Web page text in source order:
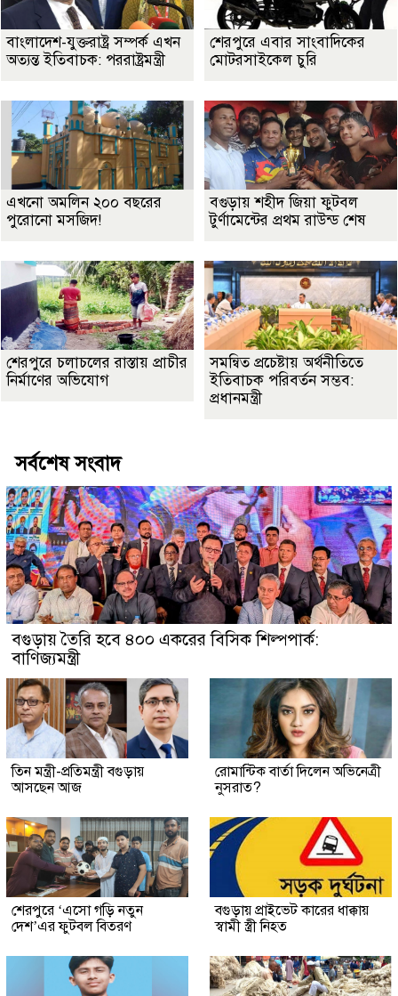
বাংলাদেশ-যুক্তরাষ্ট্র সম্পর্ক এখন
অত্যন্ত ইতিবাচক: পররাষ্ট্রমন্ত্রী
শেরপুরে এবার সাংবাদিকের
মোটরসাইকেল চুরি
এখনো অমলিন ২০০ বছরের
পুরোনো মসজিদ!
বগুড়ায় শহীদ জিয়া ফুটবল
টুর্ণামেন্টের প্রথম রাউন্ড শেষ
শেরপুরে চলাচলের রাস্তায় প্রাচীর
নির্মাণের অভিযোগ
সমন্বিত প্রচেষ্টায় অর্থনীতিতে
ইতিবাচক পরিবর্তন সম্ভব:
প্রধানমন্ত্রী
সর্বশেষ সংবাদ
বগুড়ায় তৈরি হবে ৪০০ একরের বিসিক শিল্পপার্ক:
বাণিজ্যমন্ত্রী
তিন মন্ত্রী-প্রতিমন্ত্রী বগুড়ায়
আসছেন আজ
রোমান্টিক বার্তা দিলেন অভিনেত্রী
নুসরাত?
শেরপুরে ‘এসো গড়ি নতুন
দেশ’এর ফুটবল বিতরণ
বগুড়ায় প্রাইভেট কারের ধাক্কায়
স্বামী স্ত্রী নিহত